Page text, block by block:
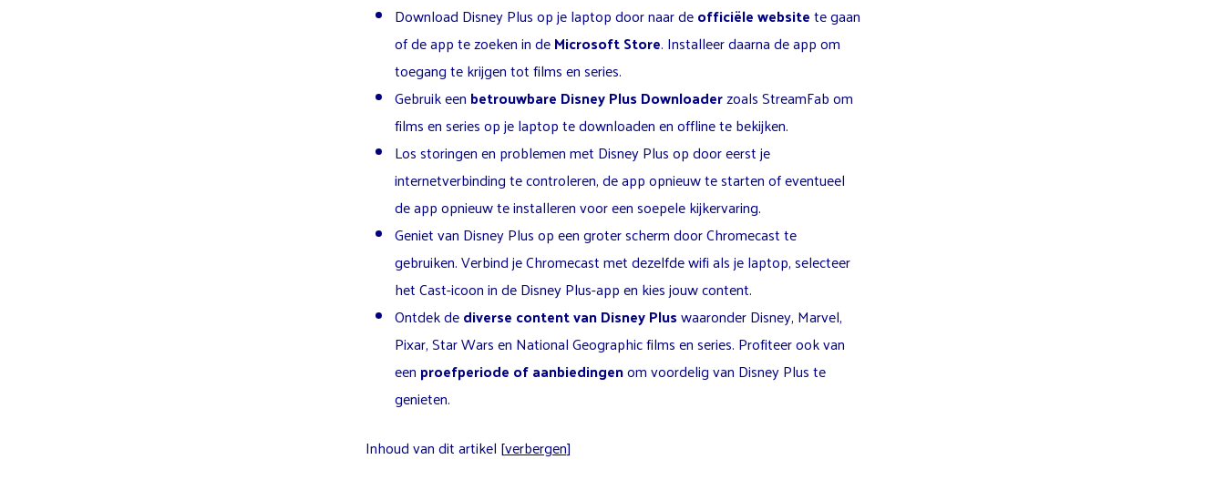
Download Disney Plus op je laptop door naar deofficiële websitete gaan
of de app te zoeken in deMicrosoft Store. Installeer daarna de app om
toegang te krijgen tot films en series.
Gebruik een betrouwbare Disney Plus Downloaderzoals StreamFab om
films en series op je laptop te downloaden en offline te bekijken.
Los storingen en problemen met Disney Plus op door eerst je
internetverbinding te controleren, de app opnieuw te starten of eventueel
de app opnieuw te installeren voor een soepele kijkervaring.
Geniet van Disney Plus op een groter scherm door Chromecast te
gebruiken. Verbind je Chromecast met dezelfde wifi als je laptop, selecteer
het Cast-icoon in de Disney Plus-app en kies jouw content.
Ontdek dediverse content van Disney Pluswaaronder Disney, Marvel,
Pixar, Star Wars en National Geographic films en series. Profiteer ook van
een proefperiode of aanbiedingenom voordelig van Disney Plus te
genieten.
Inhoud van dit artikel [verbergen]